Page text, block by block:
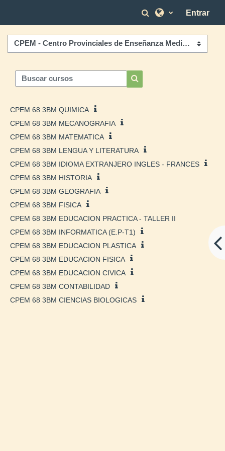
Selector de
Entrar
Categorías
Buscar cursos
Buscar cursos
CPEM 68 3BM QUIMICA
CPEM 68 3BM MECANOGRAFIA
CPEM 68 3BM MATEMATICA
CPEM 68 3BM LENGUA Y LITERATURA
CPEM 68 3BM IDIOMA EXTRANJERO INGLES - FRANCES
CPEM 68 3BM HISTORIA
CPEM 68 3BM GEOGRAFIA
CPEM 68 3BM FISICA
CPEM 68 3BM EDUCACION PRACTICA - TALLER II
CPEM 68 3BM INFORMATICA (E.P-T1)
CPEM 68 3BM EDUCACION PLASTICA
CPEM 68 3BM EDUCACION FISICA
CPEM 68 3BM EDUCACION CIVICA
CPEM 68 3BM CONTABILIDAD
CPEM 68 3BM CIENCIAS BIOLOGICAS